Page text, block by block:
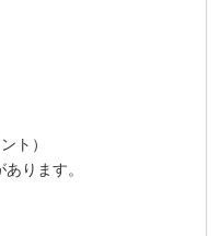
ト）
ります。